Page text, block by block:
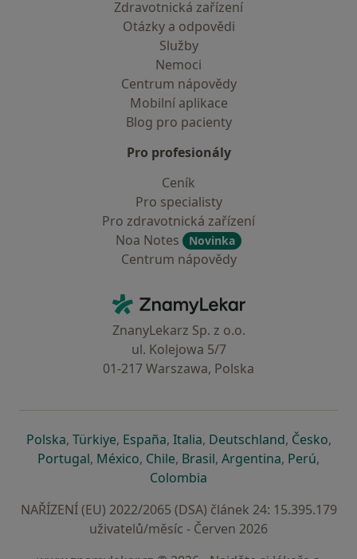
Zdravotnická zařízení
Otázky a odpovědi
Služby
Nemoci
Centrum nápovědy
Mobilní aplikace
Blog pro pacienty
Pro profesionály
Ceník
Pro specialisty
Pro zdravotnická zařízení
Noa Notes
Novinka
Centrum nápovědy
ZnamyLekar - Hlavní stránka
ZnanyLekarz Sp. z o.o.
ul. Kolejowa 5/7
01-217 Warszawa, Polska
Polskase otevře v nové záložce
, Türkiyese otevře v nové záložce
, Españase otevře v nové záložce
, Italiase otevře v nové záložce
, Deutschlandse otevře v
, Českose
,
Portugalse otevře v nové záložce
, Méxicose otevře v nové záložce
, Chilese otevře v nové záložce
, Brasilse otevře v nové
, Argentinase otevře v
, Perúse
,
Colombia
NAŘÍZENÍ (EU) 2022/2065 (DSA) článek 24: 15.395.179
uživatelů/měsíc - Červen 2026